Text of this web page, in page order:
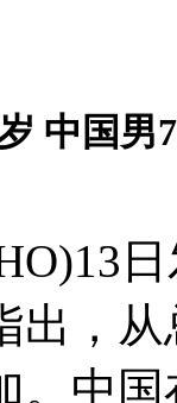
中国男
出，
。中